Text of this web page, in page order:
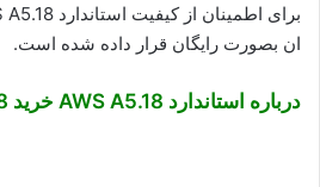
ان بصورت رایگان قرار داده شده است.
درباره استاندارد AWS A5.18 خرید AWS A5.18